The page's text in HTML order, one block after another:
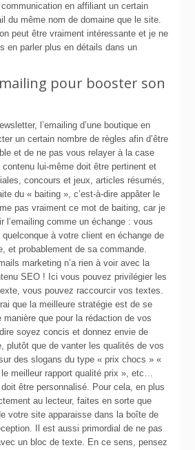
en affiliant un certain
du même nom de domaine que le site.
peut être vraiment intéressante et je ne
en parler plus en détails dans un
pour booster son
l’emailing d’une boutique en
un certain nombre de règles afin d’être
et de ne pas vous relayer à la case
lui-même doit être pertinent et
concours et jeux, articles résumés,
du « baiting », c’est-à-dire appâter le
pas vraiment ce mot de baiting, car je
l’emailing comme un échange : vous
à votre client en échange de
et probablement de sa commande.
marketing n’a rien à voir avec la
SEO ! Ici vous pouvez privilégier les
vous pouvez raccourcir vos textes.
que la meilleure stratégie est de se
manière que pour la rédaction de vos
soyez concis et donnez envie de
plutôt que de vanter les qualités de vos
des slogans du type « prix chocs » «
meilleur rapport qualité prix », etc…
être personnalisé. Pour cela, en plus
au lecteur, faites en sorte que
votre site apparaisse dans la boîte de
Il est aussi primordial de ne pas
un bloc de texte. En ce sens, pensez